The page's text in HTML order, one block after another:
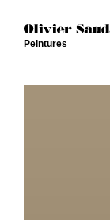
Peintures